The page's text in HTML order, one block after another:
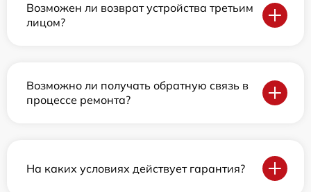
Возможен ли возврат устройства третьим
лицом?
Возможно ли получать обратную связь в
процессе ремонта?
На каких условиях действует гарантия?